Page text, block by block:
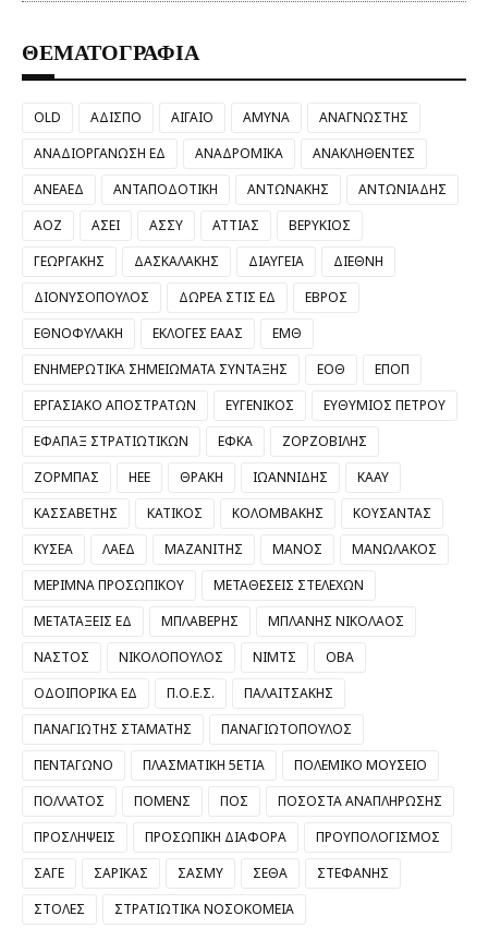
ΘΕΜΑΤΟΓΡΑΦΙΑ
OLD ΑΔΙΣΠΟ ΑΙΓΑΙΟ ΑΜΥΝΑ
ΑΝΑΓΝΩΣΤΗΣ
ΑΝΑΔΙΟΡΓΑΝΩΣΗ ΕΔ
ΑΝΑΔΡΟΜΙΚΑ
ΑΝΑΚΛΗΘΕΝΤΕΣ
ΑΝΕΑΕΔ
ΑΝΤΑΠΟΔΟΤΙΚΗ ΑΝΤΩΝΑΚΗΣ
ΑΝΤΩΝΙΑΔΗΣ
ΑΟΖ
ΑΣΕΙ ΑΣΣΥ ΑΤΤΙΑΣ
ΒΕΡΥΚΙΟΣ
ΓΕΩΡΓΑΚΗΣ
ΔΑΣΚΑΛΑΚΗΣ ΔΙΑΥΓΕΙΑ
ΔΙΕΘΝΗ
ΔΙΟΝΥΣΟΠΟΥΛΟΣ
ΔΩΡΕΑ ΣΤΙΣ ΕΔ
ΕΒΡΟΣ
ΕΘΝΟΦΥΛΑΚΗ
ΕΚΛΟΓΕΣ ΕΑΑΣ
ΕΜΘ
ΕΝΗΜΕΡΩΤΙΚΑ ΣΗΜΕΙΩΜΑΤΑ ΣΥΝΤΑΞΗΣ
ΕΟΘ
ΕΠΟΠ
ΕΡΓΑΣΙΑΚΟ ΑΠΟΣΤΡΑΤΩΝ
ΕΥΓΕΝΙΚΟΣ
ΕΥΘΥΜΙΟΣ ΠΕΤΡΟΥ
ΕΦΑΠΑΞ ΣΤΡΑΤΙΩΤΙΚΩΝ
ΕΦΚΑ
ΖΟΡΖΟΒΙΛΗΣ
ΖΟΡΜΠΑΣ
ΗΕΕ ΘΡΑΚΗ ΙΩΑΝΝΙΔΗΣ
ΚΑΑΥ
ΚΑΣΣΑΒΕΤΗΣ
ΚΑΤΙΚΟΣ ΚΟΛΟΜΒΑΚΗΣ
ΚΟΥΣΑΝΤΑΣ
ΚΥΣΕΑ
ΛΑΕΔ ΜΑΖΑΝΙΤΗΣ ΜΑΝΟΣ
ΜΑΝΩΛΑΚΟΣ
ΜΕΡΙΜΝΑ ΠΡΟΣΩΠΙΚΟΥ
ΜΕΤΑΘΕΣΕΙΣ ΣΤΕΛΕΧΩΝ
ΜΕΤΑΤΑΞΕΙΣ ΕΔ
ΜΠΛΑΒΕΡΗΣ
ΜΠΛΑΝΗΣ ΝΙΚΟΛΑΟΣ
ΝΑΣΤΟΣ
ΝΙΚΟΛΟΠΟΥΛΟΣ ΝΙΜΤΣ
ΟΒΑ
ΟΔΟΙΠΟΡΙΚΑ ΕΔ
Π.Ο.Ε.Σ.
ΠΑΛΑΙΤΣΑΚΗΣ
ΠΑΝΑΓΙΩΤΗΣ ΣΤΑΜΑΤΗΣ
ΠΑΝΑΓΙΩΤΟΠΟΥΛΟΣ
ΠΕΝΤΑΓΩΝΟ
ΠΛΑΣΜΑΤΙΚΗ 5ΕΤΙΑ
ΠΟΛΕΜΙΚΟ ΜΟΥΣΕΙΟ
ΠΟΛΛΑΤΟΣ
ΠΟΜΕΝΣ ΠΟΣ
ΠΟΣΟΣΤΑ ΑΝΑΠΛΗΡΩΣΗΣ
ΠΡΟΣΛΗΨΕΙΣ
ΠΡΟΣΩΠΙΚΗ ΔΙΑΦΟΡΑ
ΠΡΟΥΠΟΛΟΓΙΣΜΟΣ
ΣΑΓΕ
ΣΑΡΙΚΑΣ ΣΑΣΜΥ ΣΕΘΑ
ΣΤΕΦΑΝΗΣ
ΣΤΟΛΕΣ
ΣΤΡΑΤΙΩΤΙΚΑ ΝΟΣΟΚΟΜΕΙΑ